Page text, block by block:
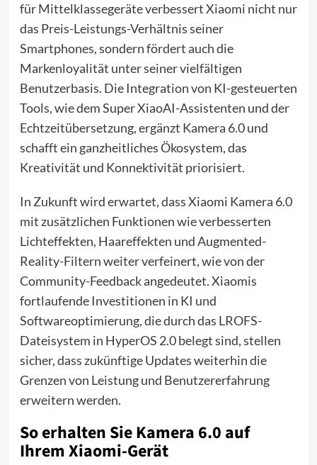
für Mittelklassegeräte verbessert Xiaomi nicht nur
das Preis-Leistungs-Verhältnis seiner
Smartphones, sondern fördert auch die
Markenloyalität unter seiner vielfältigen
Benutzerbasis. Die Integration von KI-gesteuerten
Tools, wie dem Super XiaoAI-Assistenten und der
Echtzeitübersetzung, ergänzt Kamera 6.0 und
schafft ein ganzheitliches Ökosystem, das
Kreativität und Konnektivität priorisiert.
In Zukunft wird erwartet, dass Xiaomi Kamera 6.0
mit zusätzlichen Funktionen wie verbesserten
Lichteffekten, Haareffekten und Augmented-
Reality-Filtern weiter verfeinert, wie von der
Community-Feedback angedeutet. Xiaomis
fortlaufende Investitionen in KI und
Softwareoptimierung, die durch das LROFS-
Dateisystem in HyperOS 2.0 belegt sind, stellen
sicher, dass zukünftige Updates weiterhin die
Grenzen von Leistung und Benutzererfahrung
erweitern werden.
So erhalten Sie Kamera 6.0 auf
Ihrem Xiaomi-Gerät